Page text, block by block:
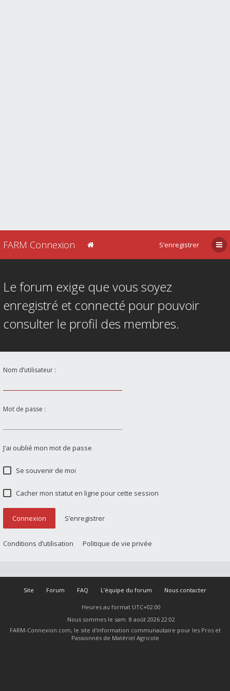
FARM Connexion S’enregistrer
Le forum exige que vous soyez
enregistré et connecté pour pouvoir
consulter le profil des membres.
Nom d’utilisateur :
Mot de passe :
J’ai oublié mon mot de passe
Se souvenir de moi
Cacher mon statut en ligne pour cette session
Connexion S’enregistrer
Conditions d’utilisation Politique de vie privée
Site Forum FAQ L’équipe du forum Nous contacter
Heures au format UTC+02:00
Nous sommes le sam. 8 août 2026 22:02
FARM-Connexion.com, le site d'information communautaire pour les Pros et
Passionnés de Matériel Agricole